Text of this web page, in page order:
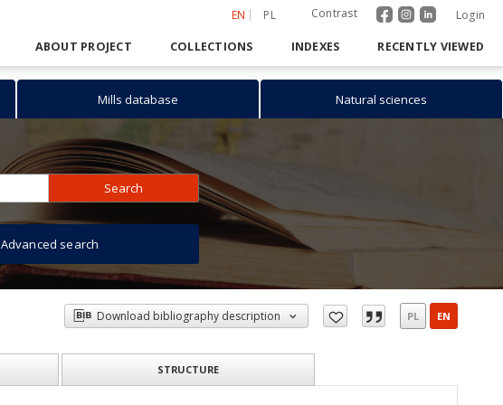
EN PL Contrast Login
ABOUT PROJECT COLLECTIONS INDEXES RECENTLY VIEWED
Mills database Natural sciences
Search
Advanced search
Download bibliography description PL EN
STRUCTURE